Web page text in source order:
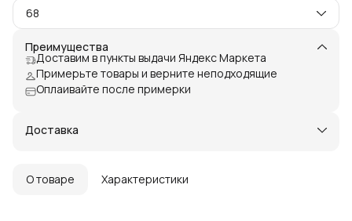
68
Преимущества
Доставим в пункты выдачи Яндекс Маркета
Примерьте товары и верните неподходящие
Оплаивайте после примерки
Доставка
О товаре Характеристики